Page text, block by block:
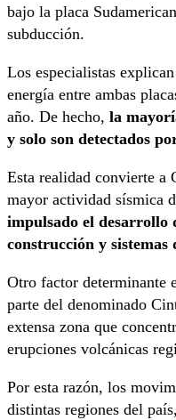
bajo la placa
subducción.
Los especialistas
energía entre ambas
año. De hecho, la
y solo son detectados
Esta realidad convierte a
mayor actividad sísmica
impulsado el desarrollo
construcción y
Otro factor determinante
parte del denominado
extensa zona que
erupciones volcánicas
Por esta razón, los
distintas regiones del país,